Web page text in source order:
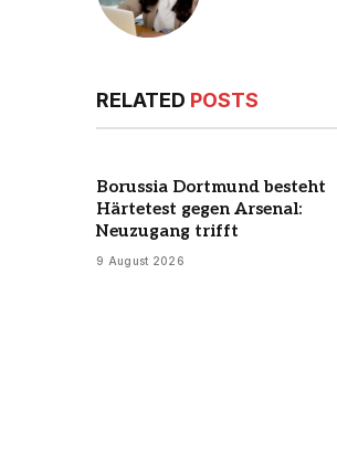
RELATED POSTS
Borussia Dortmund besteht
Härtetest gegen Arsenal:
Neuzugang trifft
9 August 2026